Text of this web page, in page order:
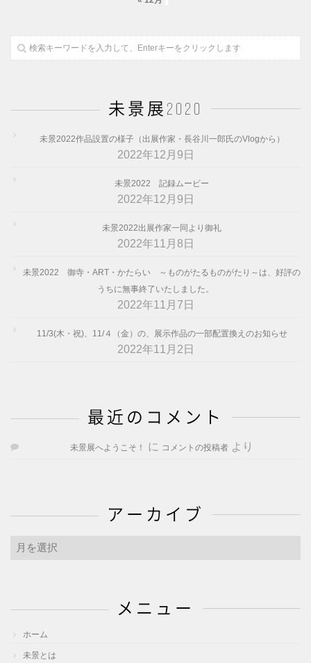
未景展2020
未景2022作品設置の様子（出展作家・長谷川一郎氏のVlogから）
2022年12月9日
未景2022 記録ムービー
2022年12月9日
未景2022出展作家一同より御礼
2022年11月8日
未景2022 御寺・ART・かたらい ～ものがたるものがたり～は、好評の
うちに無事終了いたしました。
2022年11月7日
11/3(木・祝)、11/４（金）の、展示作品の一部配置換えのお知らせ
2022年11月2日
最近のコメント
未景展へようこそ！ に コメントの投稿者 より
アーカイブ
ア
ブ
メニュー
ホーム
未景とは